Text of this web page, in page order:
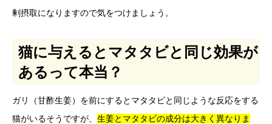
剰摂取になりますので気をつけましょう。
猫に与えるとマタタビと同じ効果が
あるって本当？
ガリ（甘酢生姜）を前にするとマタタビと同じような反応をする
猫がいるそうですが、 生姜とマタタビの成分は大きく異なりま